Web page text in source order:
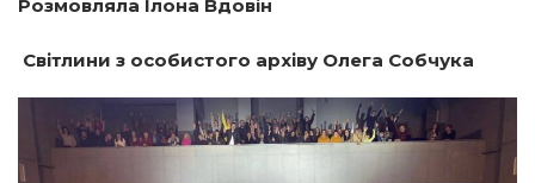
Розмовляла Ілона Вдовін
Світлини з особистого архіву Олега Собчука